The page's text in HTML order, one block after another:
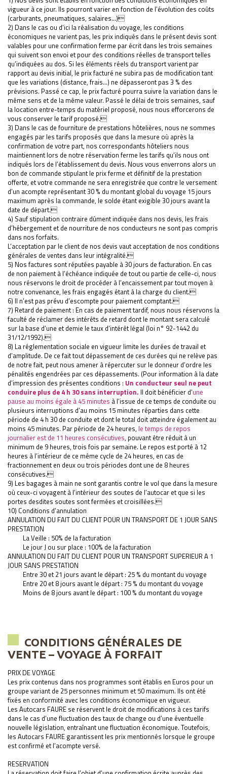
vigueur à ce jour. Ils pourront varier en fonction de l’évolution des coûts
(carburants, pneumatiques, salaires…)
2) Dans le cas ou d’ici la réalisation du voyage, les conditions
économiques ne varient pas, les prix indiqués dans le présent devis sont
valables pour une confirmation ferme par écrit dans les trois semaines
qui suivent son envoi et pour des conditions réelles de transport telles
qu’indiquées au dos. Si les éléments réels du transport varient par
rapport au devis initial, le prix facturé ne subira pas de modification tant
que les variations (distance, frais…) ne dépasseront pas 3 % des
prévisions. Passé ce cap, le prix facturé pourra suivre la variation dans le
même sens et de la même valeur. Passé le délai de trois semaines, sauf
la location entre-temps du matériel proposé, nous nous efforcerons de
vous conserver le tarif proposé.
3) Dans le cas de fourniture de prestations hôtelières, nous ne sommes
engagés par les tarifs proposés que dans la mesure où après la
confirmation de votre part, nos correspondants hôteliers nous
maintiennent lors de notre réservation ferme les tarifs qu’ils nous ont
indiqués lors de l’établissement du devis. Nous vous enverrons alors un
bon de commande stipulant le prix ferme et définitif de la prestation
offerte, et votre commande ne sera enregistrée que contre le versement
d’un acompte représentant 30 % du montant global du voyage 15 jours
maximum après la commande, le solde étant exigible 30 jours avant la
date de départ.
4) Sauf stipulation contraire dûment indiquée dans nos devis, les frais
d’hébergement et de nourriture de nos conducteurs ne sont pas compris
dans nos forfaits.
L’acceptation par le client de nos devis vaut acceptation de nos conditions
générales de ventes dans leur intégralité.
5) Nos factures sont réputées payable à 30 jours de facturation. En cas
de non paiement à l’échéance indiquée de tout ou partie de celle-ci, nous
nous réservons le droit de procéder à l’encaissement par tout moyen à
notre convenance, les frais engagés étant à la charge du client.
6) Il n’est pas prévu d’escompte pour paiement comptant.
7) Retard de paiement : En cas de paiement tardif, nous nous réservons la
faculté de réclamer des intérêts de retard dont le montant sera calculé
sur la base d’une et demie le taux d’intérêt légal (loi n° 92-1442 du
31/12/1992).
8) La réglementation sociale en vigueur limite les durées de travail et
d’amplitude. De ce fait tout dépassement de ces durées qui ne relève pas
de notre fait, peut nous amener à répercuter sur le donneur d’ordre les
pénalités engendrées par ces dépassements. (Pour information à la date
d’impression des présentes conditions : Un conducteur seul ne peut
conduire plus de 4 h 30 sans interruption. Il doit bénéficier d’une
pause au moins égale à 45 minutes à l’issue de ce temps de conduite ou
plusieurs interruptions d’au moins 15 minutes réparties dans cette
période de 4 h 30 de conduite et dont le total doit atteindre également au
moins 45 minutes. Par période de 24 heures, le temps de repos
journalier est de 11 heures consécutives, pouvant être réduit à un
minimum de 9 heures, trois fois par semaine. Le repos est porté à 12
heures à l’intérieur de ce même cycle de 24 heures, en cas de
fractionnement en deux ou trois périodes dont une de 8 heures
consécutives.
9) Les bagages à main ne sont garantis contre le vol que dans la mesure
où ceux-ci voyagent à l’intérieur des soutes de l’autocar et que si les
portes desdites soutes sont fermées et croisillées.
10) Conditions d’annulation
ANNULATION DU FAIT DU CLIENT POUR UN TRANSPORT DE 1 JOUR SANS
PRESTATION
La Veille : 50% de la facturation
Le jour J ou sur place : 100% de la facturation
ANNULATION DU FAIT DU CLIENT POUR UN TRANSPORT SUPERIEUR A 1
JOUR SANS PRESTATION
Entre 30 et 21 jours avant le départ : 25 % du montant du voyage
Entre 20 et 8 jours avant le départ : 75 % du montant du voyage
Moins de 8 jours avant le départ : 100 % du montant du voyage
CONDITIONS GÉNÉRALES DE
VENTE – VOYAGE À FORFAIT
PRIX DE VOYAGE
Les prix contenus dans nos programmes sont établis en Euros pour un
groupe variant de 25 personnes minimum et 50 maximum. Ils ont été
fixés en conformité avec les conditions économique en vigueur.
Les Autocars FAURE se réservent le droit de modifications à ces tarifs
dans le cas d’une fluctuation des taux de change ou d’une éventuelle
nouvelle législation, entraînant une fluctuation économique. Toutefois,
les Autocars FAURE garantissent les prix mentionnés lorsque le groupe
est confirmé et l’acompte versé.
RESERVATION